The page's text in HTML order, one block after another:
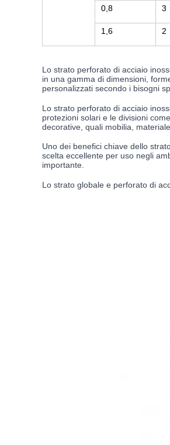
0,8 3
1,6 2
Lo strato perforato di acciaio
in una gamma di dimensioni,
personalizzati secondo i bisogni
Lo strato perforato di acciaio
protezioni solari e le divisioni
decorative, quali mobilia,
Uno dei benefici chiave dello
scelta eccellente per uso negli
importante.
Lo strato globale e perforato di